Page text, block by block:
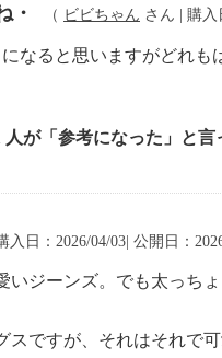
・ （ ビビちゃん さん | 購入
なると思いますがどれ
人が「参考になった」と言
入日：2026/04/03| 公開日：
いジーンズ。でも太っち
スですが、それはそれで